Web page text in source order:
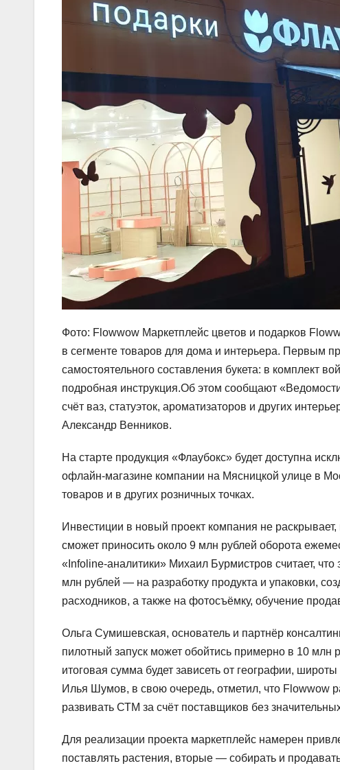
Фото: Flowwow Маркетплейс цветов и подарков
в сегменте товаров для дома и интерьера. Первым
самостоятельного составления букета: в комплект
подробная инструкция.Об этом сообщают
счёт ваз, статуэток, ароматизаторов и других
Александр Венников.
На старте продукция «Флаубокс» будет доступна
офлайн-магазине компании на Мясницкой улице в
товаров и в других розничных точках.
Инвестиции в новый проект компания не
сможет приносить около 9 млн рублей оборота
«Infoline-аналитики» Михаил Бурмистров считает,
млн рублей — на разработку продукта и упаковки,
расходников, а также на фотосъёмку, обучение
Ольга Сумишевская, основатель и партнёр
пилотный запуск может обойтись примерно в 10
итоговая сумма будет зависеть от географии,
Илья Шумов, в свою очередь, отметил, что Flowwow
развивать СТМ за счёт поставщиков без
Для реализации проекта маркетплейс намерен
поставлять растения, вторые — собирать и